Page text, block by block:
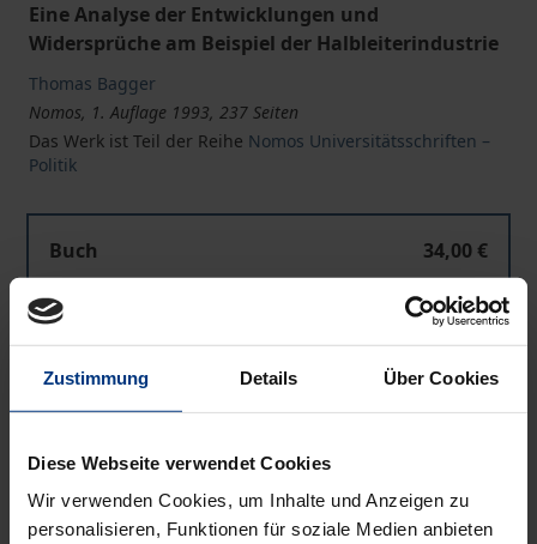
Zustimmung Details Über Cookies
Diese Webseite verwendet Cookies
Wir verwenden Cookies, um Inhalte und Anzeigen zu
personalisieren, Funktionen für soziale Medien anbieten
Eine Analyse der Entwicklungen und
Widersprüche am Beispiel der Halbleiterindustrie
Thomas Bagger
Nomos, 1. Auflage 1993, 237 Seiten
Das Werk ist Teil der Reihe Nomos Universitätsschriften –
Politik
Buch
34,00 €
Nicht lieferbar
Zur Wunschliste hinzufügen
Hinweise zu Versandkosten